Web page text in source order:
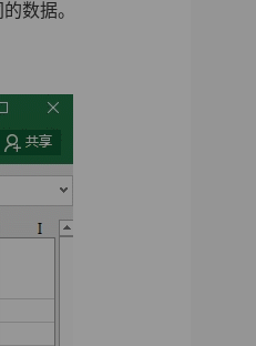
数据。